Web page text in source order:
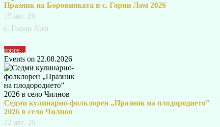
Празник на Боровинката в с. Горни Лом 2026
15 авг. 26
с. Горни Лом
more...
Events on 22.08.2026
Седми кулинарно-фолклорен „Празник на плодородието”
2026 в село Чилнов
22 авг. 26